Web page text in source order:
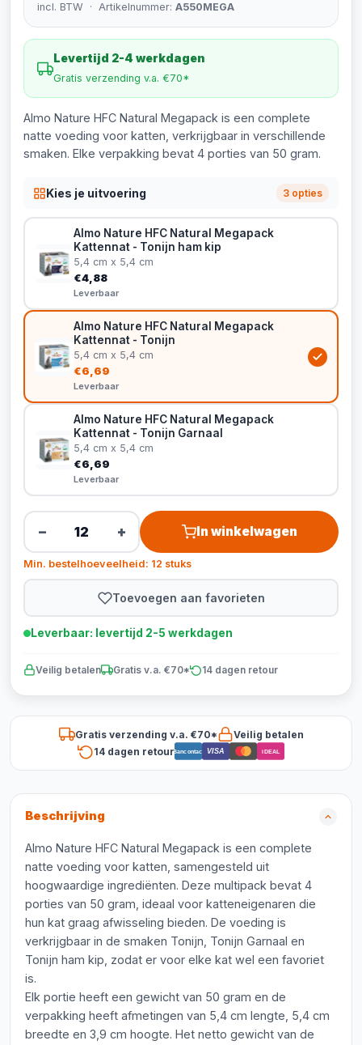
incl. BTW · Artikelnummer: A550MEGA
Levertijd 2-4 werkdagen
Gratis verzending v.a. €70*
Almo Nature HFC Natural Megapack is een complete
natte voeding voor katten, verkrijgbaar in verschillende
smaken. Elke verpakking bevat 4 porties van 50 gram.
Kies je uitvoering 3 opties
Almo Nature HFC Natural Megapack
Kattennat - Tonijn ham kip
5,4 cm x 5,4 cm
€4,88
Leverbaar
Almo Nature HFC Natural Megapack
Kattennat - Tonijn
5,4 cm x 5,4 cm
€6,69
Leverbaar
Almo Nature HFC Natural Megapack
Kattennat - Tonijn Garnaal
5,4 cm x 5,4 cm
€6,69
Leverbaar
− + In winkelwagen
Min. bestelhoeveelheid: 12 stuks
Toevoegen aan favorieten
Leverbaar: levertijd 2-5 werkdagen
Veilig betalen Gratis v.a. €70* 14 dagen retour
Gratis verzending v.a. €70*
Veilig betalen
14 dagen retourBancontact VISA iDEAL
Beschrijving
Almo Nature HFC Natural Megapack is een complete
natte voeding voor katten, samengesteld uit
hoogwaardige ingrediënten. Deze multipack bevat 4
porties van 50 gram, ideaal voor katteneigenaren die
hun kat graag afwisseling bieden. De voeding is
verkrijgbaar in de smaken Tonijn, Tonijn Garnaal en
Tonijn ham kip, zodat er voor elke kat wel een favoriet
is.
Elk portie heeft een gewicht van 50 gram en de
verpakking heeft afmetingen van 5,4 cm lengte, 5,4 cm
breedte en 3,9 cm hoogte. Het netto gewicht van de